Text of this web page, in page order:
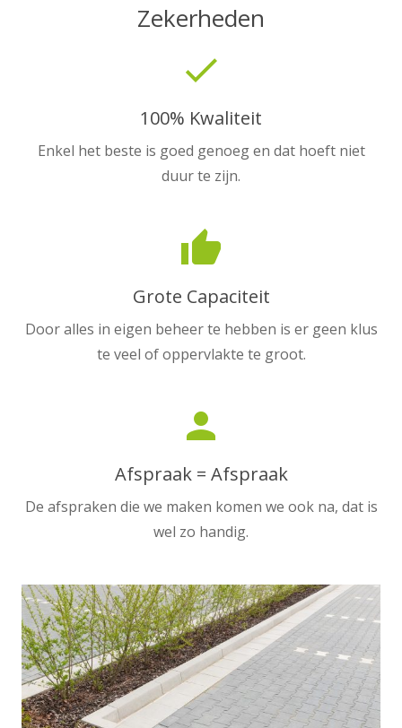
Zekerheden
done
100% Kwaliteit
Enkel het beste is goed genoeg en dat hoeft niet
duur te zijn.
thumb_up
Grote Capaciteit
Door alles in eigen beheer te hebben is er geen klus
te veel of oppervlakte te groot.
person
Afspraak = Afspraak
De afspraken die we maken komen we ook na, dat is
wel zo handig.